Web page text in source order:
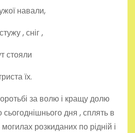
навали,
, сніг ,
стояли
їх.
за волю і кращу долю
дня , сплять в
розкиданих по рідній і